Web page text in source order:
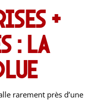
+
: la
rarement près d’une